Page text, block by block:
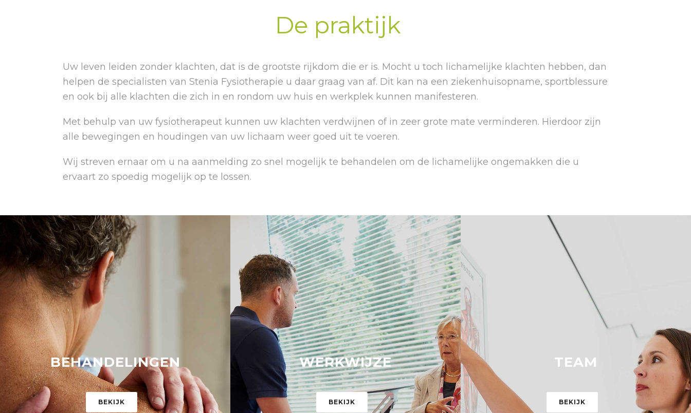
De praktijk
Uw leven leiden zonder klachten, dat is de grootste rijkdom die er is. Mocht u toch lichamelijke klachten hebben, dan
helpen de specialisten van Stenia Fysiotherapie u daar graag van af. Dit kan na een ziekenhuisopname, sportblessure
en ook bij alle klachten die zich in en rondom uw huis en werkplek kunnen manifesteren.
Met behulp van uw fysiotherapeut kunnen uw klachten verdwijnen of in zeer grote mate verminderen. Hierdoor zijn
alle bewegingen en houdingen van uw lichaam weer goed uit te voeren.
Wij streven ernaar om u na aanmelding zo snel mogelijk te behandelen om de lichamelijke ongemakken die u
ervaart zo spoedig mogelijk op te lossen.
BEHANDELINGEN
BEKIJK
WERKWIJZE
BEKIJK
TEAM
BEKIJK